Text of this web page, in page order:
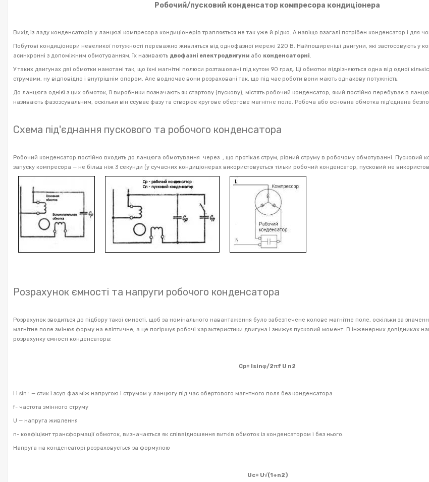
Робочий/пусковий конденсатор компресора кондиціонера
Вихід із ладу конденсаторів у ланцюзі компресора кондиціонерів трапляється не так уже й рідко. А навіщо взагалі потрібен конденсатор і для
Побутові кондиціонери невеликої потужності переважно живляться від однофазної мережі 220 В. Найпоширеніші двигуни, які застосовують у
асинхронні з допоміжним обмотуванням, їх називають двофазні електродвигуни або конденсаторні.
У таких двигунах дві обмотки намотані так, що їхні магнітні полюси розташовані під кутом 90 град. Ці обмотки відрізняються одна від одної
струмами, ну відповідно і внутрішнім опором. Але водночас вони розраховані так, що під час роботи вони мають однакову потужність.
До ланцюга однієї з цих обмоток, її виробники позначають як стартову (пускову), містять робочий конденсатор, який постійно перебуває в
називають фазозсувальним, оскільки він ссуває фазу та створює кругове обертове магнітне поле. Робоча або основна обмотка під'єднана
Схема під'єднання пускового та робочого конденсатора
Робочий конденсатор постійно входить до ланцюга обмотування через , що протікає струм, рівний струму в робочому обмотуванні. Пусковий
запуску компресора — не більш ніж 3 секунди (у сучасних кондиціонерах використовується тільки робочий конденсатор, пусковий не
Розрахунок ємності та напруги робочого конденсатора
Розрахунок зводиться до підбору такої ємності, щоб за номінального навантаження було забезпечене колове магнітне поле, оскільки за
магнітне поле змінює форму на еліптичне, а це погіршує робочі характеристики двигуна і знижує пусковий момент. В інженерних довідниках
розрахунку ємності конденсатора:
Ср= Isinφ/2πf U n2
I і sin↑ — стик і зсув фаз між напругою і струмом у ланцюгу під час обертового магнтного поля без конденсатора
f- частота змінного струму
U — напруга живлення
n- коефіцієнт трансформації обмоток, визначається як співвідношення витків обмоток із конденсатором і без нього.
Напруга на конденсаторі розраховується за формулою
Uc= U√(1+n2)